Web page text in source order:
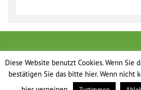
Diese Website benutzt Cookies. Wenn Sie
bestätigen Sie das bitte hier. Wenn nicht